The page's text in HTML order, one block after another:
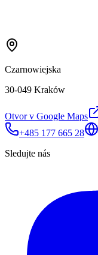
Czarnowiejska
30-049 Kraków
Otvor v Google Maps
+485 177 665 28
Sledujte nás